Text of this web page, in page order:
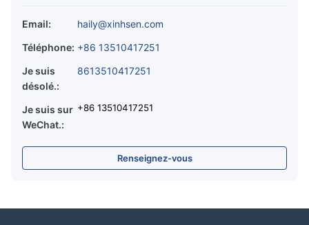
Email:
haily@xinhsen.com
Téléphone: +86 13510417251
Je suis
désolé.:
8613510417251
Je suis sur
WeChat.:
+86 13510417251
Renseignez-vous